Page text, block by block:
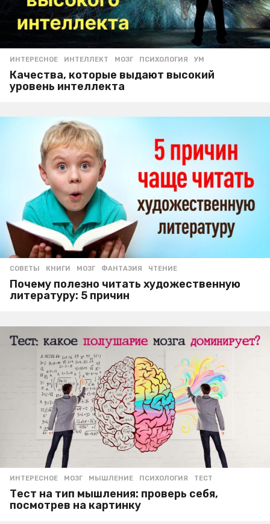
ИНТЕРЕСНОЕ ИНТЕЛЛЕКТ ,МОЗГ ,ПСИХОЛОГИЯ ,УМ
Качества, которые выдают высокий
уровень интеллекта
СОВЕТЫ КНИГИ ,МОЗГ ,ФАНТАЗИЯ ,ЧТЕНИЕ
Почему полезно читать художественную
литературу: 5 причин
ИНТЕРЕСНОЕ МОЗГ ,МЫШЛЕНИЕ ,ПСИХОЛОГИЯ ,ТЕСТ
Тест на тип мышления: проверь себя,
посмотрев на картинку